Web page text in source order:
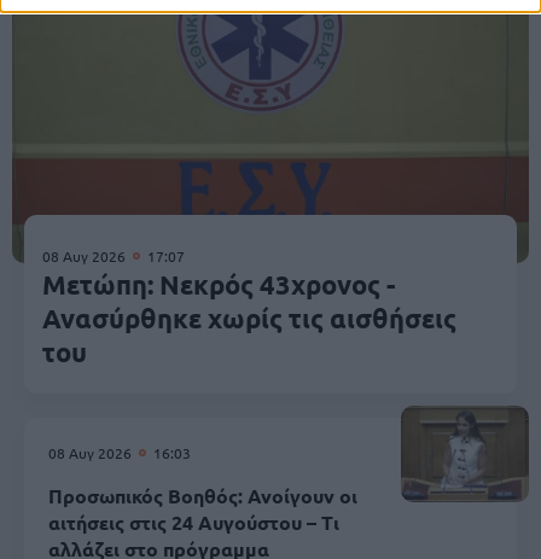
08 Αυγ 2026 17:07
Μετώπη: Νεκρός 43χρονος -
Ανασύρθηκε χωρίς τις αισθήσεις
του
08 Αυγ 2026 16:03
Προσωπικός Βοηθός: Ανοίγουν οι
αιτήσεις στις 24 Αυγούστου – Τι
αλλάζει στο πρόγραμμα